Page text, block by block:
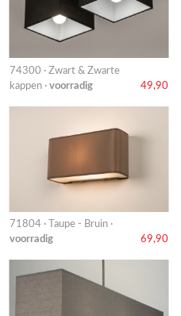
74300 · Zwart & Zwarte
kappen · voorradig 49,90
71804 · Taupe - Bruin ·
voorradig
69,90